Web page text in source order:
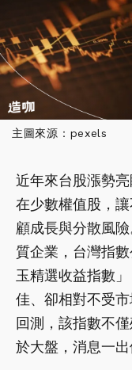
主圖來源：pexels
近年來台股漲勢
在少數權值股，
顧成長與分散風
質企業，台灣指
玉精選收益指數
佳、卻相對不受
回測，該指數不
於大盤，消息一出